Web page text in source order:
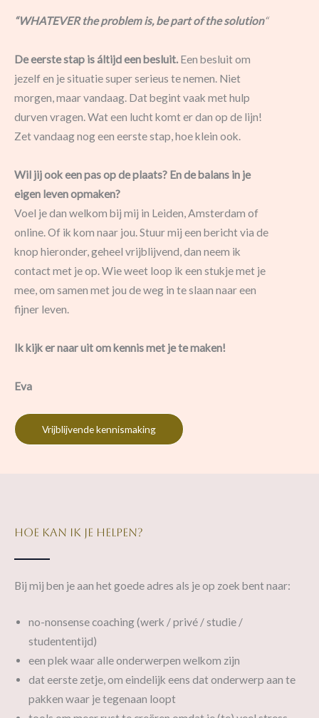
“WHATEVER the problem is, bepart of the solution“
De eerste stap is áltijdeen besluit. Een besluit om
jezelf en je situatie super serieus te nemen. Niet
morgen, maar vandaag. Dat begint vaak met hulp
durven vragen. Wat een lucht komt er dan op de lijn!
Zet vandaag nog een eerste stap, hoe klein ook.
Wil jij ook een pas op de plaats? En de balans in je
eigen leven opmaken?
Voel je dan welkom bij mij in Leiden, Amsterdam of
online. Of ik kom naar jou. Stuur mij een bericht via de
knop hieronder, geheel vrijblijvend, dan neem ik
contact met je op. Wie weet loop ik een stukje met je
mee, om samen met jou de weg in te slaan naar een
fijner leven.
Ik kijk er naar uit om kennis met je te maken!
Eva
Vrijblijvende kennismaking
Hoe kan ik je helpen?
Bij mij ben je aan het goede adres als je op zoek bent naar:
no-nonsense coaching (werk / privé / studie /
studententijd)
een plek waar alle onderwerpen welkom zijn
dat eerste zetje, om eindelijk eens dat onderwerp aan te
pakken waar je tegenaan loopt